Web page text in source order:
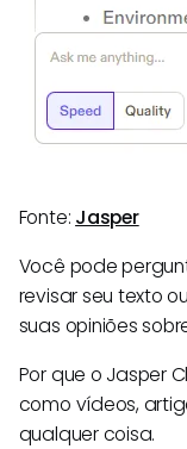
Fonte: Jasper
Você pode
revisar seu texto
suas opiniões
Por que o Jasper
como vídeos,
qualquer coisa.